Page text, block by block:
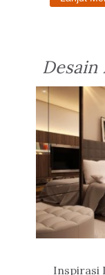
Desain
Inspirasi